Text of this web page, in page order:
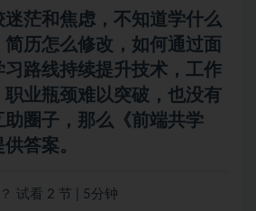
茫和焦虑，不知道学什么
历怎么修改，如何通过面
路线持续提升技术，工作
职业瓶颈难以突破，也没有
助圈子，那么《前端共学
答案。
试看 2 节 | 5分钟